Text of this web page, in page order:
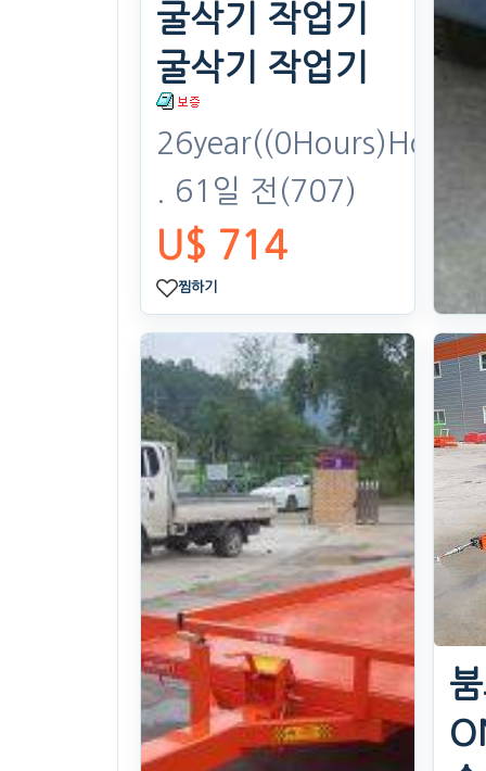
굴삭기 작업기
굴삭기 작업기
26year((0Hours)Hours)
. 61일 전 (707)
U$ 714
찜하기
.